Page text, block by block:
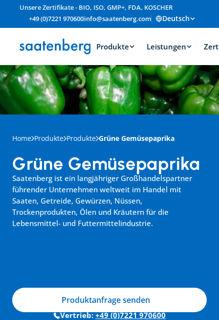
Unsere Zertifikate - BIO, ISO, GMP+, FDA, KOSCHER
+49 (0)7221 970600info@saatenberg.com Deutsch
Produkte Leistungen
Home Produkte Produkte Grüne Gemüsepaprika
Saatenberg ist ein langjähriger Großhandelspartner
führender Unternehmen weltweit im Handel mit
Saaten, Getreide, Gewürzen, Nüssen,
Trockenprodukten, Ölen und Kräutern für die
Lebensmittel- und Futtermittelindustrie.
Grüne Gemüsepaprika
Vertrieb: +49 (0)7221 970600
Produktanfrage senden